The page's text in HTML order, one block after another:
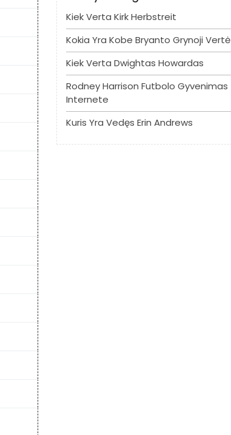
Kiek Verta Kirk Herbstreit
Kokia Yra Kobe Bryanto Grynoji Vertė
Kiek Verta Dwightas Howardas
Rodney Harrison Futbolo Gyvenimas
Internete
Kuris Yra Vedęs Erin Andrews